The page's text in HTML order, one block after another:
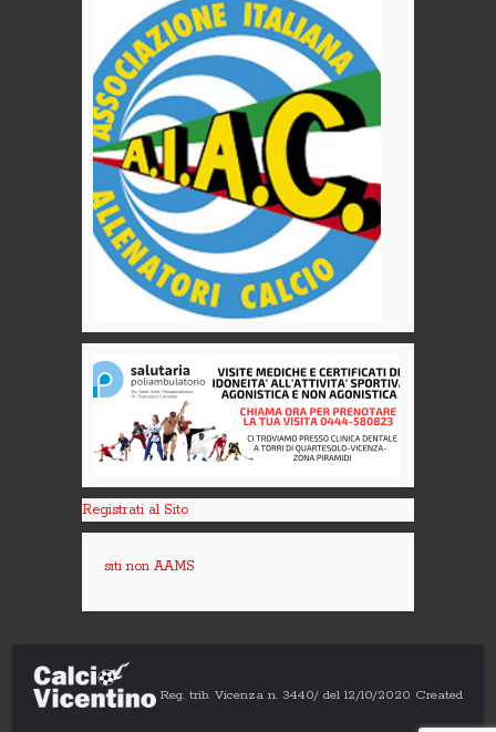
Registrati al Sito
siti non AAMS
Reg. trib. Vicenza n. 3440/ del 12/10/2020 Created